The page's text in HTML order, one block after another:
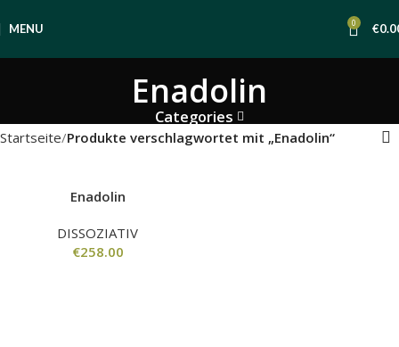
MENU 0 €
Enadolin
Categories
Startseite Produkte verschlagwortet mit „Enadolin“
Enadolin
DISSOZIATIV
€258.00